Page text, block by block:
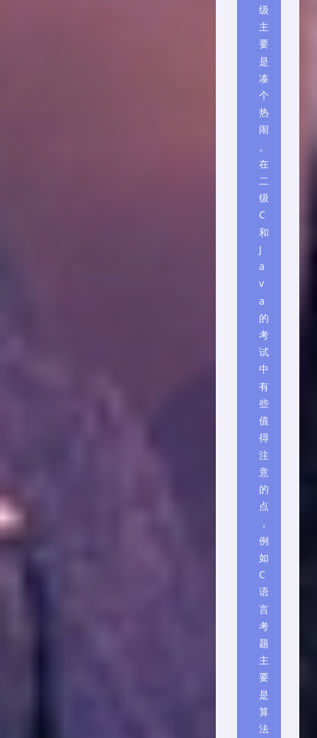
级
主
要
是
凑
个
热
闹
。
在
二
级
C
和
J
a
v
a
的
考
试
中
有
些
值
得
注
意
的
点
，
例
如
C
语
言
考
题
主
要
是
算
法